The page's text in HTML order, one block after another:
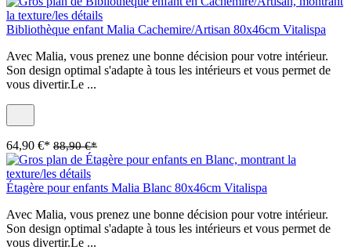
Bibliothèque enfant Malia Cachemire/Artisan 80x46cm Vitalispa
Avec Malia, vous prenez une bonne décision pour votre intérieur.
Son design optimal s'adapte à tous les intérieurs et vous permet de
vous divertir.Le ...
64,90 €* 88,90 €*
Étagère pour enfants Malia Blanc 80x46cm Vitalispa
Avec Malia, vous prenez une bonne décision pour votre intérieur.
Son design optimal s'adapte à tous les intérieurs et vous permet de
vous divertir.Le ...